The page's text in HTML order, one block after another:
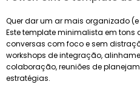
Quer dar um ar mais organizado
Este template minimalista em
conversas com foco e sem
workshops de integração,
colaboração, reuniões de
estratégias.